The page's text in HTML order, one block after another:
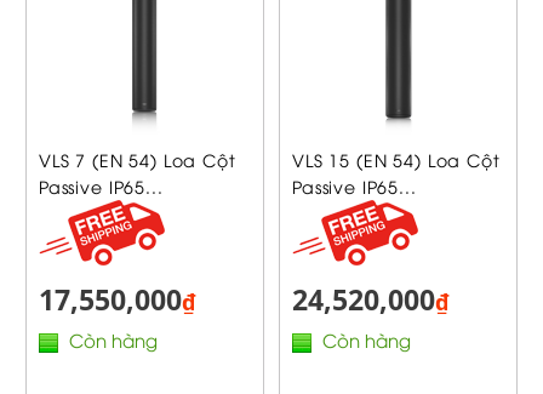
VLS 7 (EN 54) Loa Cột
Passive IP65...
17,550,000₫
Còn hàng
VLS 15 (EN 54) Loa Cột
Passive IP65...
24,520,000₫
Còn hàng